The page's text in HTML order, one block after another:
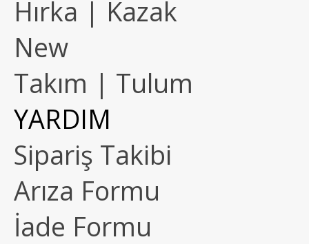
Hırka | Kazak
New
Takım | Tulum
YARDIM
Sipariş Takibi
Arıza Formu
İade Formu